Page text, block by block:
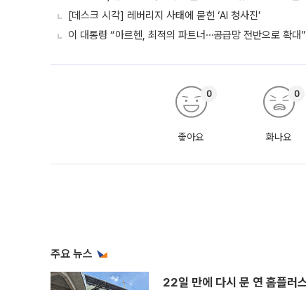
[데스크 시각] 레버리지 사태에 묻힌 ‘AI 청사진’
이 대통령 “아르헨, 최적의 파트너⋯공급망 전반으로 확대”
좋아요
0
화나요
0
주요 뉴스
22일 만에 다시 문 연 홈플러